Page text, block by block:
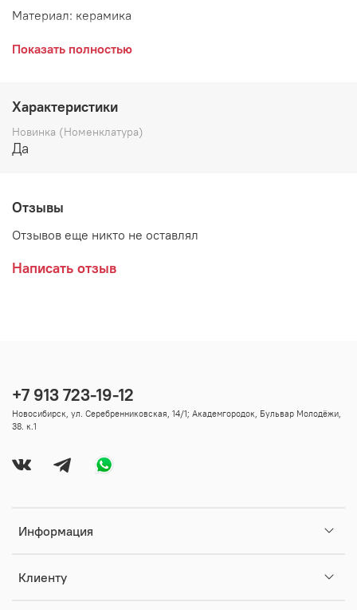
Материал: керамика
Страна: Дания
Показать полностью
Характеристики
Новинка (Номенклатура)
Да
Отзывы
Отзывов еще никто не оставлял
Написать отзыв
Информация
Клиенту
+7 913 723-19-12
Новосибирск, ул. Серебренниковская, 14/1; Академгородок, Бульвар Молодёжи,
38. к.1